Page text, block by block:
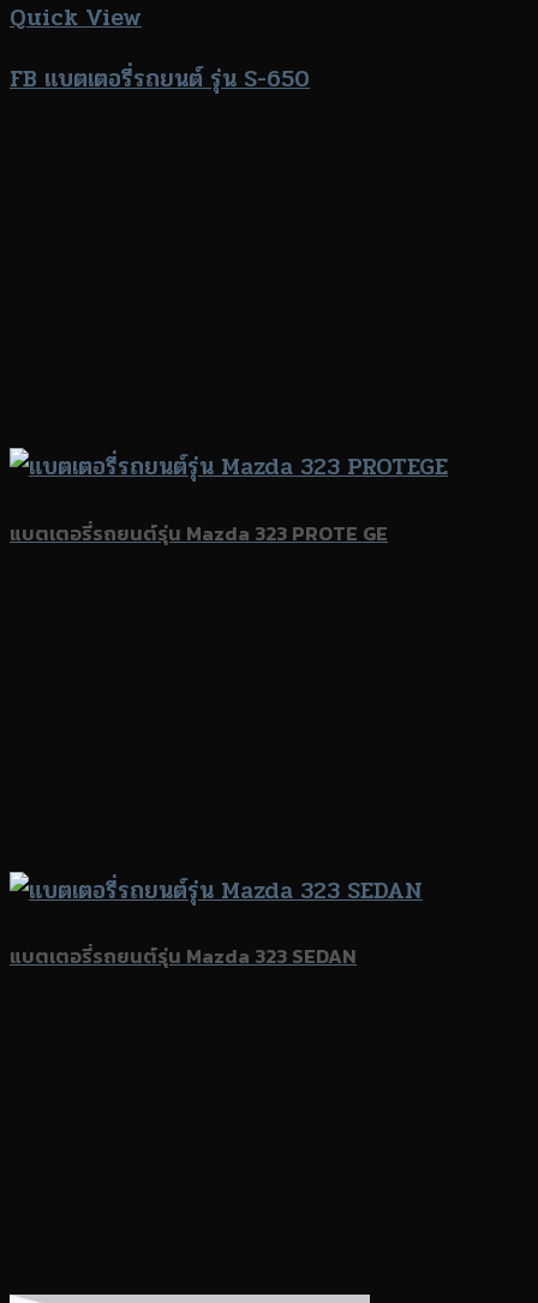
Quick View
FB แบตเตอรี่รถยนต์ รุ่น S-650
แบตเตอรี่รถยนต์รุ่น Mazda 323 PROTE GE
แบตเตอรี่รถยนต์รุ่น Mazda 323 SEDAN